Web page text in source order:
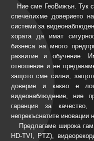
Ние сме ГеоВижън. Тук
спечелихме доверието
системи за
хората да имат
бизнеса на много
развитие и обучение.
отношение и не
защото сме силни,
доверие и какво е
видеонаблюдение, ние
гаранция за
непрекъснатите иновации
Предлагаме широка
HD-TVI, PTZ),